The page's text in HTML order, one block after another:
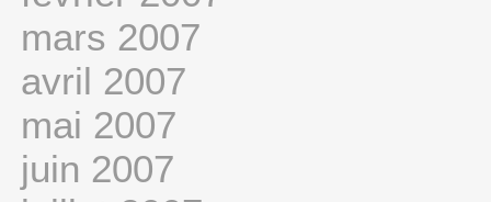
mars 2007
avril 2007
mai 2007
juin 2007